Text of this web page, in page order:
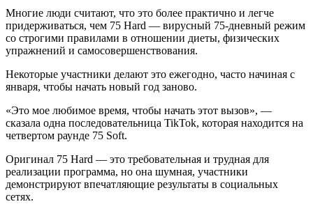
Многие люди считают, что это более практично и легче
придерживаться, чем 75 Hard — вирусный 75-дневный режим
со строгими правилами в отношении диеты, физических
упражнений и самосовершенствования.
Некоторые участники делают это ежегодно, часто начиная с
января, чтобы начать новый год заново.
«Это мое любимое время, чтобы начать этот вызов», —
сказала одна последовательница TikTok, которая находится на
четвертом раунде 75 Soft.
Оригинал 75 Hard — это требовательная и трудная для
реализации программа, но она шумная, участники
демонстрируют впечатляющие результаты в социальных
сетях.